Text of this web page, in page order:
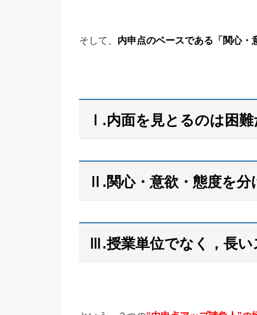
そして、 内申点のベースである「関心・
Ⅰ.内面を見とるのは困
Ⅱ.関心・意欲・態度を分
Ⅲ.授業単位でなく，長